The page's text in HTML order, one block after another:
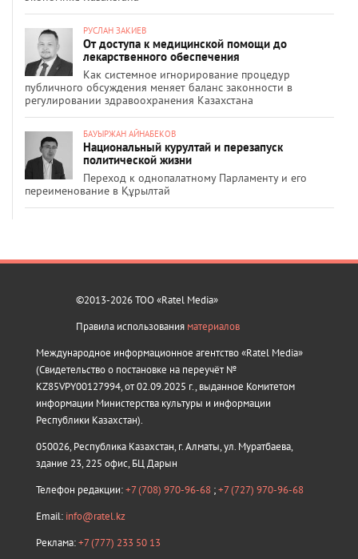
РУСЛАН ЗАКИЕВ
От доступа к медицинской помощи до
лекарственного обеспечения
Как системное игнорирование процедур
публичного обсуждения меняет баланс законности в
регулировании здравоохранения Казахстана
БАУЫРЖАН АЙНАБЕКОВ
Национальный курултай и перезапуск
политической жизни
Переход к однопалатному Парламенту и его
переименование в Құрылтай
©2013-2026 ТОО «Ratel Media»
Правила использования материалов
Международное информационное агентство «Ratel Media»
(Свидетельство о постановке на переучёт №
KZ85VPY00127994, от 02.09.2025 г., выданное Комитетом
информации Министерства культуры и информации
Республики Казахстан).
050026, Республика Казахстан, г. Алматы, ул. Муратбаева,
здание 23, 225 офис, БЦ Дарын
Телефон редакции:+7 (708) 970-96-68 ;+7 (727) 970-96-68
Email: info@ratel.kz
Реклама:+7 (777) 233 50 13